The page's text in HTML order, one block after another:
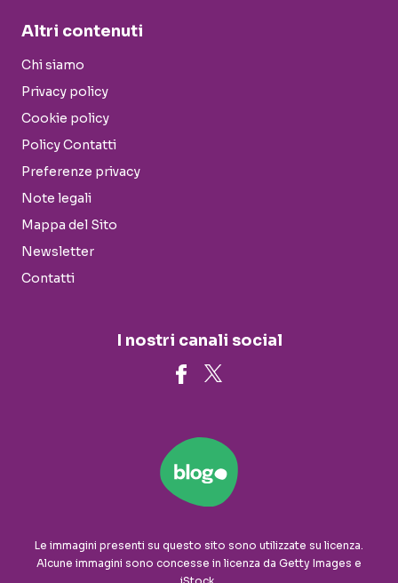
Altri contenuti
Chi siamo
Privacy policy
Cookie policy
Policy Contatti
Preferenze privacy
Note legali
Mappa del Sito
Newsletter
Contatti
I nostri canali social
Le immagini presenti su questo sito sono utilizzate su licenza.
Alcune immagini sono concesse in licenza da Getty Images e